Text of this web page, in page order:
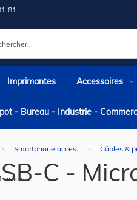
81
Imprimantes Accessoires
- Bureau - Industrie -
Smartphone:acces. Câbles &
C -
article